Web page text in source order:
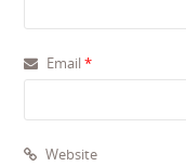
Email*
Website